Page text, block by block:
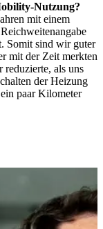
Nutzung?
mit einem
Somit sind wir guter
mit der Zeit merkten
reduzierte, als uns
der Heizung
paar Kilometer